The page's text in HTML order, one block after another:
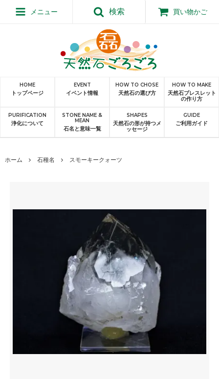
メニュー 検索 買い物かご
HOME
トップページ
EVENT
イベント情報
HOW TO CHOSE
天然石の選び方
HOW TO MAKE
天然石ブレスレット
の作り方
PURIFICATION
浄化について
STONE NAME &
MEAN
石名と意味一覧
SHAPES
天然石の形が持つメ
ッセージ
GUIDE
ご利用ガイド
ホーム 石種名 スモーキークォーツ